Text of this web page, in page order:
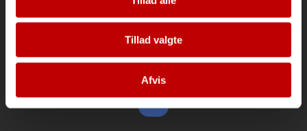
Tillad valgte
Afvis
Skriv en anmeldelse her